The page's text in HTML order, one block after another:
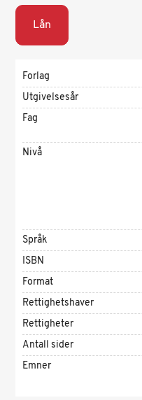
Lån
Forlag
Utgivelsesår
Fag
Nivå
Språk
ISBN
Format
Rettighetshaver
Rettigheter
Antall sider
Emner